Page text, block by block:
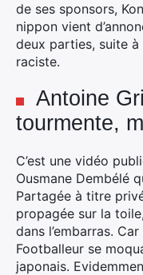
de ses sponsors,
nippon vient
deux parties, suite à
raciste.
Antoine
tourmente,
C’est une vidéo
Ousmane Dembélé
Partagée à titre
propagée sur la
dans l’embarras.
Footballeur se
japonais.